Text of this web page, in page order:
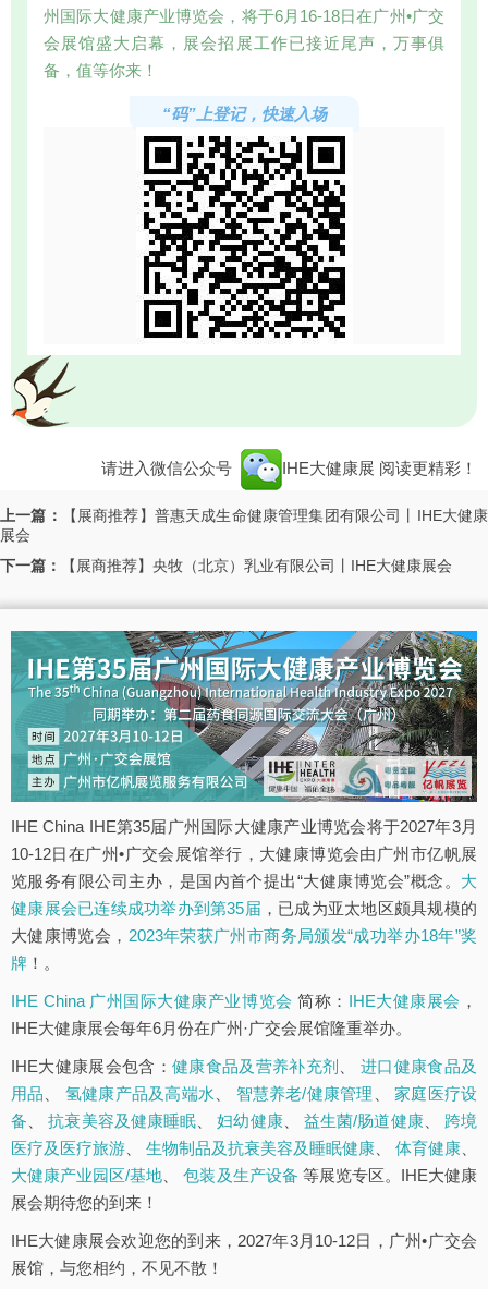
州国际大健康产业博览会，将于6月16-18日在广州•广交
会展馆盛大启幕，展会招展工作已接近尾声，万事俱
备，值等你来！
“码”上登记，快速入场
请进入微信公众号 IHE大健康展 阅读更精彩！
上一篇：
【展商推荐】普惠天成生命健康管理集团有限公司丨IHE大健康
展会
下一篇：
【展商推荐】央牧（北京）乳业有限公司丨IHE大健康展会
IHE China IHE第35届广州国际大健康产业博览会将于2027年3月
10-12日在广州•广交会展馆举行，大健康博览会由广州市亿帆展
览服务有限公司主办，是国内首个提出“大健康博览会”概念。 大
健康展会已连续成功举办到第35届 ，已成为亚太地区颇具规模的
大健康博览会， 2023年荣获广州市商务局颁发“成功举办18年”奖
牌 ！。
IHE China 广州国际大健康产业博览会 简称： IHE大健康展会 ，
IHE大健康展会每年6月份在广州·广交会展馆隆重举办。
IHE大健康展会包含： 健康食品及营养补充剂 、进口健康食品及
用品
氢健康产品及高端水 智慧养老/健康管理 、家庭医疗设
备 、抗衰美容及健康睡眠 、妇幼健康、 益生菌/肠道健康、 跨境
医疗及医疗旅游
生物制品及抗衰美容及睡眠健康 体育健康
大健康产业园区/基地 、包装及生产设备 等展览专区。IHE大健康
展会期待您的到来！
IHE大健康展会欢迎您的到来，2027年3月10-12日，广州•广交会
展馆，与您相约，不见不散！